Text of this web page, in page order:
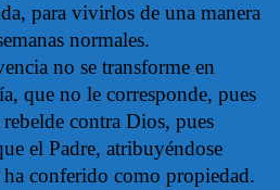
para vivirlos de una manera
normales.
no se transforme en
que no le corresponde, pues
contra Dios, pues
el Padre, atribuyéndose
conferido como propiedad.